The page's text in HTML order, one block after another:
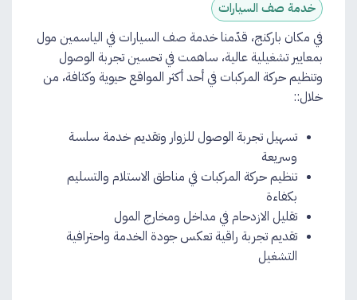
خدمة صف السيارات
في مكان باركنج، قدّمنا خدمة صف السيارات في الياسمين مول
بمعايير تشغيلية عالية، ساهمت في تحسين تجربة الوصول
وتنظيم حركة المركبات في أحد أكثر المواقع حيوية وكثافة، من
خلال::
تسهيل تجربة الوصول للزوار وتقديم خدمة سلسة
وسريعة
تنظيم حركة المركبات في مناطق الاستلام والتسليم
بكفاءة
تقليل الازدحام في مداخل ومخارج المول
تقديم تجربة راقية تعكس جودة الخدمة واحترافية
التشغيل